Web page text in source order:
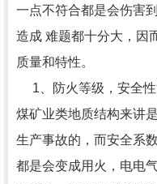
一点不符合都是会伤害
造成 难题都十分大，因
质量和特性。
1、防火等级，安全性
煤矿业类地质结构来讲
生产事故的，而安全系
都是会变成用火，电电